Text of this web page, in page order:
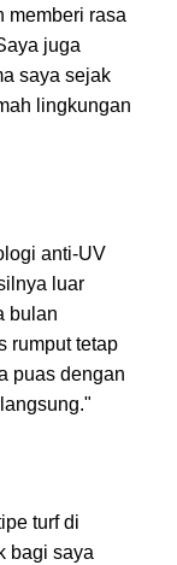
memberi rasa
juga
saya sejak
lingkungan
anti-UV
luar
bulan
rumput tetap
puas dengan
turf di
bagi saya